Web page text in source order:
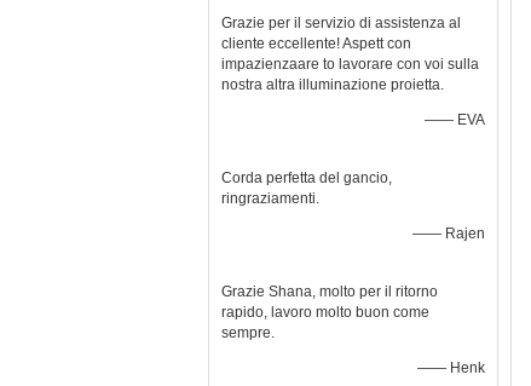
Grazie per il servizio di assistenza al
cliente eccellente! Aspett con
impazienzaare to lavorare con voi sulla
nostra altra illuminazione proietta.
—— EVA
Corda perfetta del gancio,
ringraziamenti.
—— Rajen
Grazie Shana, molto per il ritorno
rapido, lavoro molto buon come
sempre.
—— Henk